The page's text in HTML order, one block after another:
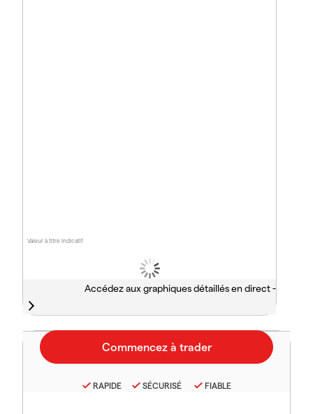
Valeur à titre indicatif
Accédez aux graphiques détaillés en direct -
RAPIDE SÉCURISÉ FIABLE